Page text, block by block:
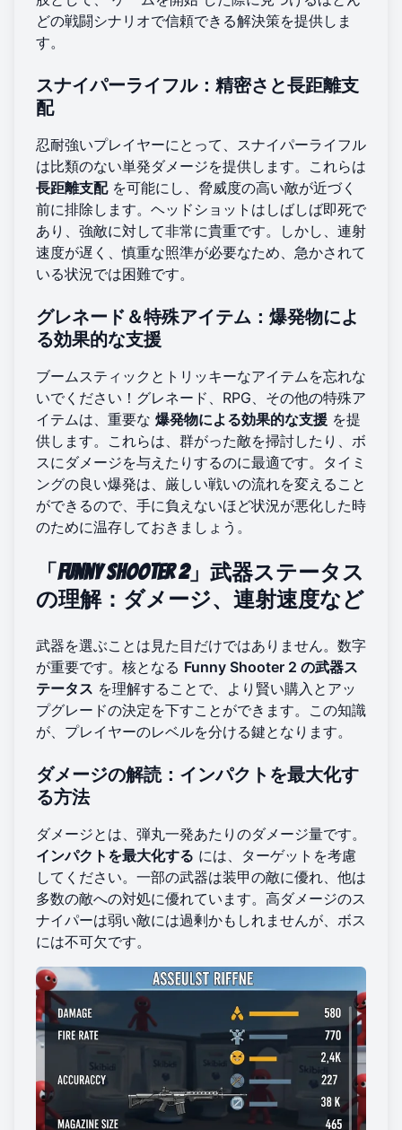
どの戦闘シナリオで信頼できる解決策を提供しま
す。
スナイパーライフル：精密さと長距離支
配
忍耐強いプレイヤーにとって、スナイパーライフル
は比類のない単発ダメージを提供します。これらは
長距離支配を可能にし、脅威度の高い敵が近づく
前に排除します。ヘッドショットはしばしば即死で
あり、強敵に対して非常に貴重です。しかし、連射
速度が遅く、慎重な照準が必要なため、急かされて
いる状況では困難です。
グレネード＆特殊アイテム：爆発物によ
る効果的な支援
ブームスティックとトリッキーなアイテムを忘れな
いでください！グレネード、RPG、その他の特殊ア
イテムは、重要な 爆発物による効果的な支援 を提
供します。これらは、群がった敵を掃討したり、ボ
スにダメージを与えたりするのに最適です。タイミ
ングの良い爆発は、厳しい戦いの流れを変えること
ができるので、手に負えないほど状況が悪化した時
のために温存しておきましょう。
「Funny Shooter 2」武器ステータス
の理解：ダメージ、連射速度など
武器を選ぶことは見た目だけではありません。数字
が重要です。核となる Funny Shooter 2 の武器ス
テータス を理解することで、より賢い購入とアッ
プグレードの決定を下すことができます。この知識
が、プレイヤーのレベルを分ける鍵となります。
ダメージの解読：インパクトを最大化す
る方法
ダメージとは、弾丸一発あたりのダメージ量です。
インパクトを最大化する には、ターゲットを考慮
してください。一部の武器は装甲の敵に優れ、他は
多数の敵への対処に優れています。高ダメージのス
ナイパーは弱い敵には過剰かもしれませんが、ボス
には不可欠です。